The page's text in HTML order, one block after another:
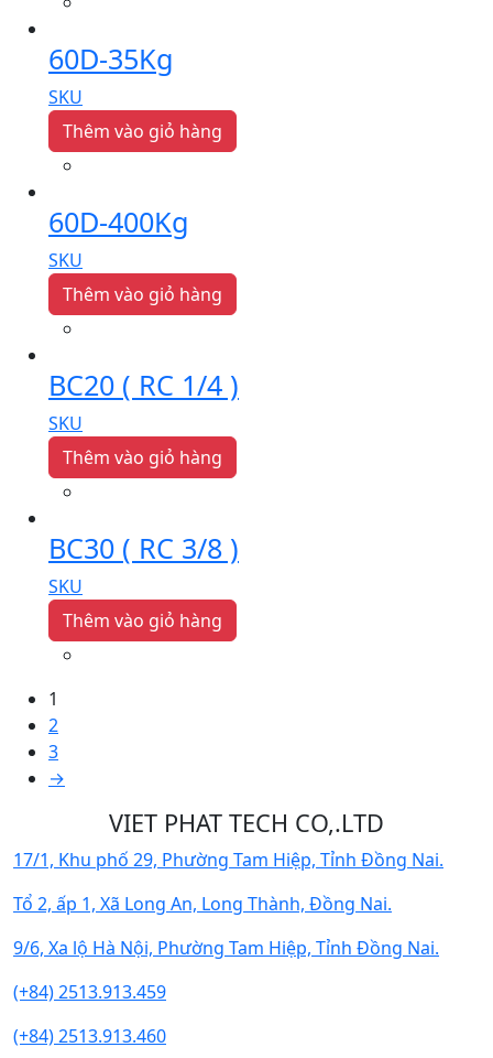
60D-35Kg
SKU
Thêm vào giỏ hàng
60D-400Kg
SKU
Thêm vào giỏ hàng
BC20 ( RC 1/4 )
SKU
Thêm vào giỏ hàng
BC30 ( RC 3/8 )
SKU
Thêm vào giỏ hàng
1
2
3
→
VIET PHAT TECH CO,.LTD
17/1, Khu phố 29, Phường Tam Hiệp, Tỉnh Đồng Nai.
Tổ 2, ấp 1, Xã Long An, Long Thành, Đồng Nai.
9/6, Xa lộ Hà Nội, Phường Tam Hiệp, Tỉnh Đồng Nai.
(+84) 2513.913.459
(+84) 2513.913.460